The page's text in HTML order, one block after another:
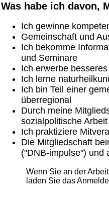
Was habe ich davon,
Ich gewinne
Gemeinschaft und
Ich bekomme
und Seminare
Ich erwerbe
Ich lerne
Ich bin Teil einer
überregional
Durch meine
sozialpolitische Arbeit
Ich praktiziere
Die Mitgliedschaft
("DNB-impulse")
Wenn Sie an der
laden Sie das